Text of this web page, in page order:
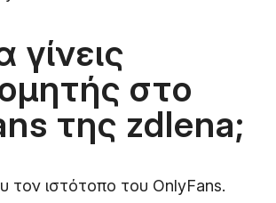
στο
της zdlena;
τον ιστότοπο του OnlyFans.